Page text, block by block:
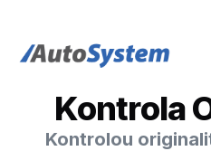
auto-system logo
Kontrola
Kontrolou